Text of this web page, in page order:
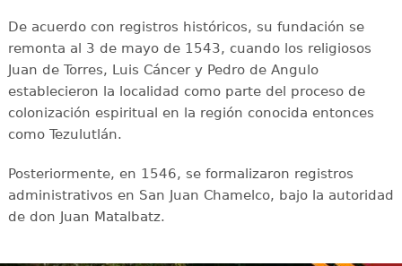
De acuerdo con registros históricos, su fundación se
remonta al 3 de mayo de 1543, cuando los religiosos
Juan de Torres, Luis Cáncer y Pedro de Angulo
establecieron la localidad como parte del proceso de
colonización espiritual en la región conocida entonces
como Tezulutlán.
Posteriormente, en 1546, se formalizaron registros
administrativos en San Juan Chamelco, bajo la autoridad
de don Juan Matalbatz.